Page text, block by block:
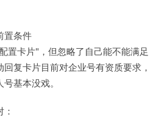
置条件
置卡片"，但忽略了自己能不能满足
复卡片目前对企业号有资质要求，
基本没戏。